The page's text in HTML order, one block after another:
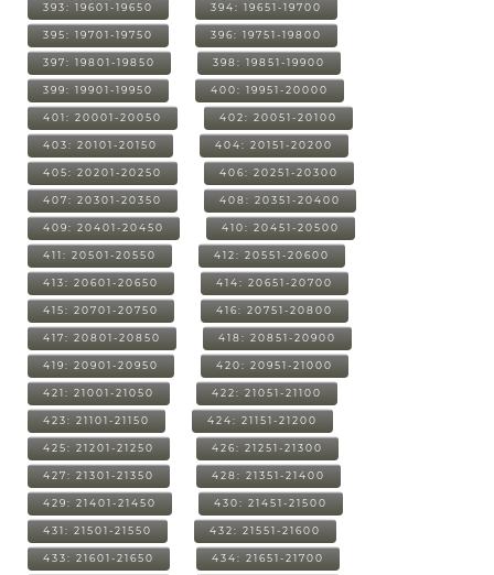
393: 19601-19650 394: 19651-19700
395: 19701-19750 396: 19751-19800
397: 19801-19850 398: 19851-19900
399: 19901-19950 400: 19951-20000
401: 20001-20050 402: 20051-20100
403: 20101-20150 404: 20151-20200
405: 20201-20250 406: 20251-20300
407: 20301-20350 408: 20351-20400
409: 20401-20450 410: 20451-20500
411: 20501-20550 412: 20551-20600
413: 20601-20650 414: 20651-20700
415: 20701-20750 416: 20751-20800
417: 20801-20850 418: 20851-20900
419: 20901-20950 420: 20951-21000
421: 21001-21050 422: 21051-21100
423: 21101-21150 424: 21151-21200
425: 21201-21250 426: 21251-21300
427: 21301-21350 428: 21351-21400
429: 21401-21450 430: 21451-21500
431: 21501-21550 432: 21551-21600
433: 21601-21650 434: 21651-21700